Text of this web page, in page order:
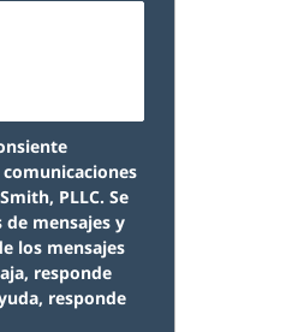
PLLC. Se
mensajes y
los mensajes
responde
responde